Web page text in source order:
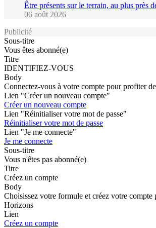
Être présents sur le terrain, au plus près
06 août 2026
Publicité
Sous-titre
Vous êtes abonné(e)
Titre
IDENTIFIEZ-VOUS
Body
Connectez-vous à votre compte pour profiter
Lien "Créer un nouveau compte"
Créer un nouveau compte
Lien "Réinitialiser votre mot de passe"
Réinitialiser votre mot de passe
Lien "Je me connecte"
Je me connecte
Sous-titre
Vous n'êtes pas abonné(e)
Titre
Créez un compte
Body
Choisissez votre formule et créez votre compte
Horizons
Lien
Créez un compte